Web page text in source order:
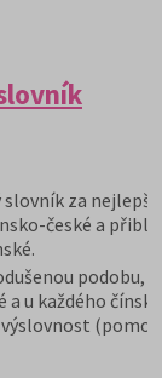
slovník za nejlepší
české a
podobu, u
a u každého